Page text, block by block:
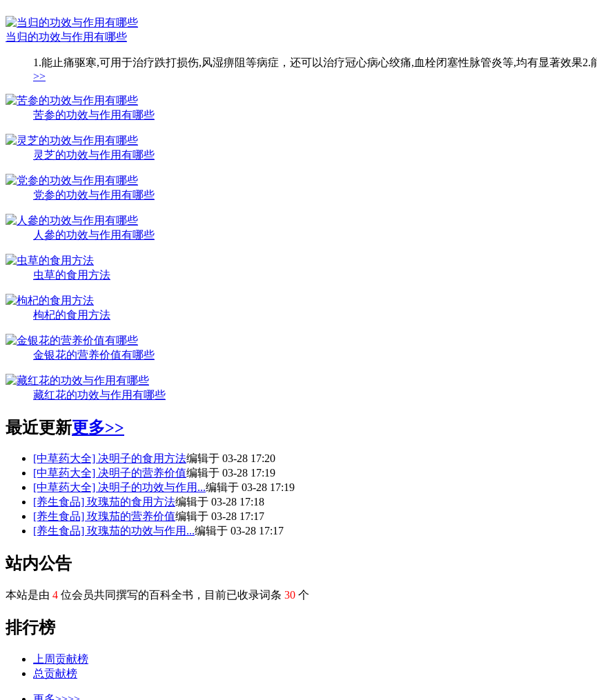
当归的功效与作用有哪些
1.能止痛驱寒,可用于治疗跌打损伤,风湿痹阻等病症，还可以治疗冠心病心绞痛,血栓闭塞性脉管炎等,均有显著效果
>>
苦参的功效与作用有哪些
灵芝的功效与作用有哪些
党参的功效与作用有哪些
人參的功效与作用有哪些
虫草的食用方法
枸杞的食用方法
金银花的营养价值有哪些
藏红花的功效与作用有哪些
最近更新更多>>
[中草药大全] 决明子的食用方法编辑于 03-28 17:20
[中草药大全] 决明子的营养价值编辑于 03-28 17:19
[中草药大全] 决明子的功效与作用...编辑于 03-28 17:19
[养生食品] 玫瑰茄的食用方法编辑于 03-28 17:18
[养生食品] 玫瑰茄的营养价值编辑于 03-28 17:17
[养生食品] 玫瑰茄的功效与作用...编辑于 03-28 17:17
站内公告
本站是由 4 位会员共同撰写的百科全书，目前已收录词条 30 个
排行榜
上周贡献榜
总贡献榜